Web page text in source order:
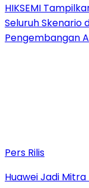
HIKSEMI
Seluruh Skenario
Pengembangan
Pers Rilis
Huawei Jadi Mitra